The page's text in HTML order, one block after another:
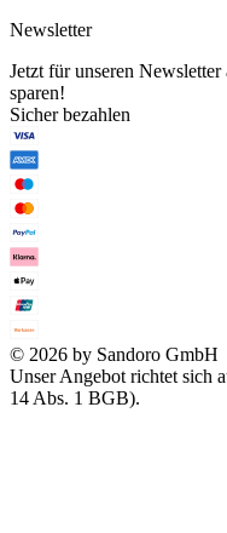
Newsletter
Jetzt für unseren
sparen!
Sicher bezahlen
© 2026 by Sandoro GmbH
Unser Angebot richtet sich
14 Abs. 1 BGB).